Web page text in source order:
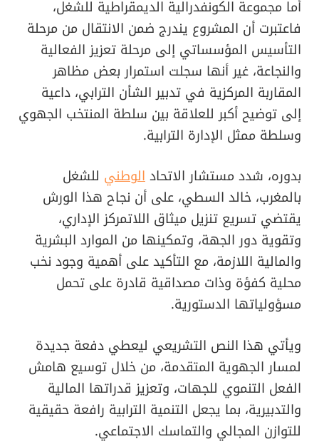
أما مجموعة الكونفدرالية الديمقراطية للشغل،
فاعتبرت أن المشروع يندرج ضمن الانتقال من مرحلة
التأسيس المؤسساتي إلى مرحلة تعزيز الفعالية
والنجاعة، غير أنها سجلت استمرار بعض مظاهر
المقاربة المركزية في تدبير الشأن الترابي، داعية
إلى توضيح أكبر للعلاقة بين سلطة المنتخب الجهوي
وسلطة ممثل الإدارة الترابية.
بدوره، شدد مستشار الاتحادالوطني للشغل
بالمغرب، خالد السطي، على أن نجاح هذا الورش
يقتضي تسريع تنزيل ميثاق اللاتمركز الإداري،
وتقوية دور الجهة، وتمكينها من الموارد البشرية
والمالية اللازمة، مع التأكيد على أهمية وجود نخب
محلية كفؤة وذات مصداقية قادرة على تحمل
مسؤولياتها الدستورية.
ويأتي هذا النص التشريعي ليعطي دفعة جديدة
لمسار الجهوية المتقدمة، من خلال توسيع هامش
الفعل التنموي للجهات، وتعزيز قدراتها المالية
والتدبيرية، بما يجعل التنمية الترابية رافعة حقيقية
للتوازن المجالي والتماسك الاجتماعي.